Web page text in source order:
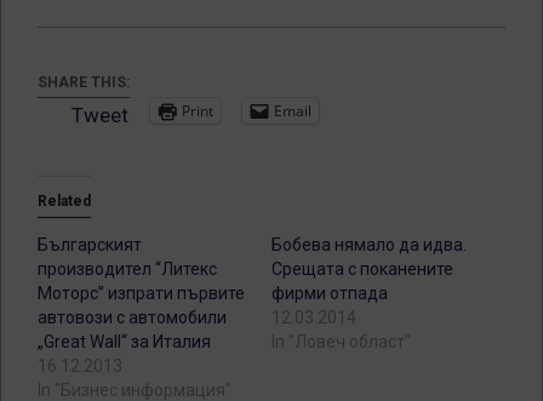
SHARE THIS:
Tweet Print Email
Related
Българският
производител “Литекс
Моторс” изпрати първите
автовози с автомобили
„Great Wall“ за Италия
16.12.2013
In "Бизнес информация"
Бобева нямало да идва.
Срещата с поканените
фирми отпада
12.03.2014
In "Ловеч област"